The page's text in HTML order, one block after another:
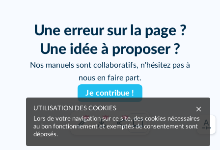
Une erreur sur la page ?
Une idée à proposer ?
Nos manuels sont collaboratifs, n'hésitez pas à
nous en faire part.
Je contribue !
UTILISATION DES COOKIES
Lors de votre navigation sur ce site, des cookies nécessaires
au bon fonctionnement et exemptés de consentement sont
déposés.